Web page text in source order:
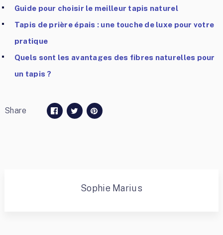
Guide pour choisir le meilleur tapis naturel
Tapis de prière épais : une touche de luxe pour votre
pratique
Quels sont les avantages des fibres naturelles pour
un tapis ?
Share
Sophie Marius